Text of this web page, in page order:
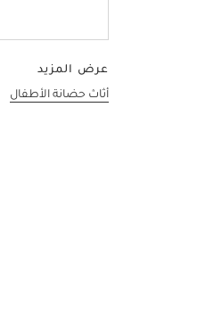
عرض المزيد
أثاث حضانة الأطفال